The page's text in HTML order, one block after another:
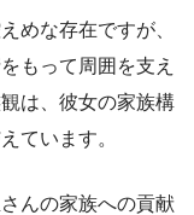
めな存在ですが、
もって周囲を支え
は、彼女の家族構
ています。
んの家族への貢献